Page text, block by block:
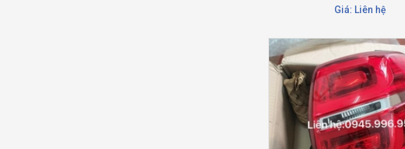
Giá: Liên hệ
CHI TIẾT